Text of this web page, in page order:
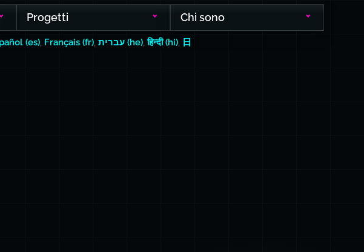
Progetti Chi sono
(es) Français (fr) עברית (he) ,हिन्दी (hi)
日